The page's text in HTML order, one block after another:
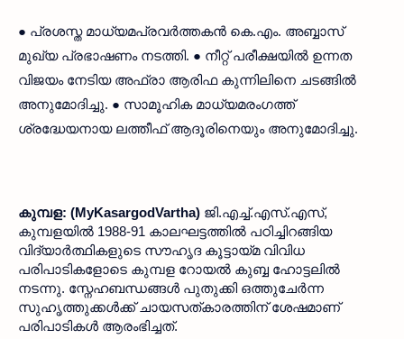
● പ്രശസ്ത മാധ്യമപ്രവർത്തകൻ കെ.എം. അബ്ബാസ്
മുഖ്യ പ്രഭാഷണം നടത്തി. ● നീറ്റ് പരീക്ഷയിൽ ഉന്നത
വിജയം നേടിയ അഫ്രാ ആരിഫ കുന്നിലിനെ ചടങ്ങിൽ
അനുമോദിച്ചു. ● സാമൂഹിക മാധ്യമരംഗത്ത്
ശ്രദ്ധേയനായ ലത്തീഫ് ആദൂരിനെയും അനുമോദിച്ചു.
കുമ്പള: (MyKasargodVartha) ജി.എച്ച്.എസ്.എസ്,
കുമ്പളയിൽ 1988-91 കാലഘട്ടത്തിൽ പഠിച്ചിറങ്ങിയ
വിദ്യാർത്ഥികളുടെ സൗഹൃദ കൂട്ടായ്മ വിവിധ
പരിപാടികളോടെ കുമ്പള റോയൽ കുബ്ബ ഹോട്ടലിൽ
നടന്നു. സ്നേഹബന്ധങ്ങൾ പുതുക്കി ഒത്തുചേർന്ന
സുഹൃത്തുക്കൾക്ക് ചായസത്കാരത്തിന് ശേഷമാണ്
പരിപാടികൾ ആരംഭിച്ചത്.